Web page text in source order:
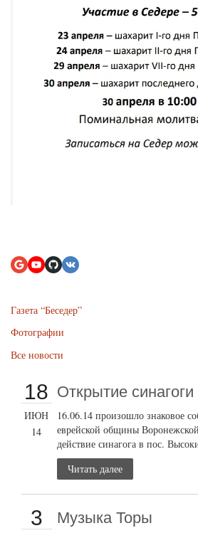
Газета “Беседер”
Фотографии
Все новости
18
ИЮН
14
Открытие
16.06.14 произошло знаковое
еврейской общины
действие синагога в пос.
Читать далее
3 Музыка Торы